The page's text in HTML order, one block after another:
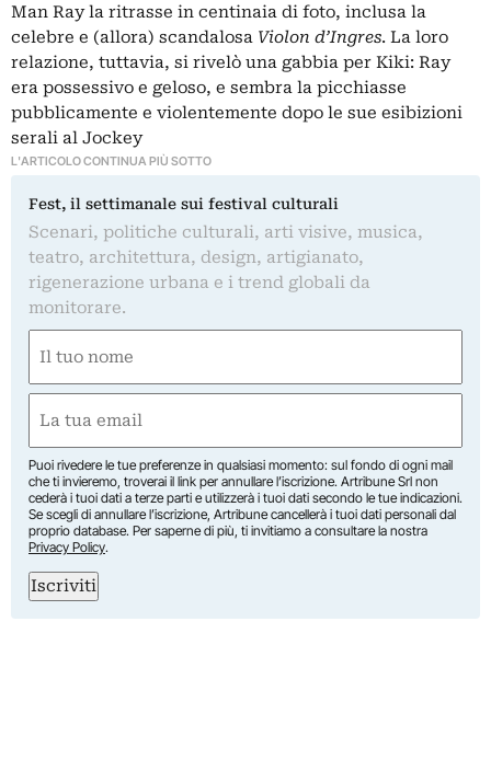
Man Ray la ritrasse in centinaia di foto, inclusa la
celebre e (allora) scandalosa Violon d’Ingres. La loro
relazione, tuttavia, si rivelò una gabbia per Kiki: Ray
era possessivo e geloso, e sembra la picchiasse
pubblicamente e violentemente dopo le sue esibizioni
serali al Jockey
L'ARTICOLO CONTINUA PIÙ SOTTO
Fest, il settimanale sui festival culturali
Scenari, politiche culturali, arti visive, musica,
teatro, architettura, design, artigianato,
rigenerazione urbana e i trend globali da
monitorare.
(Obbligatorio)
Nome
(Obbligatorio)
Puoi rivedere le tue preferenze in qualsiasi momento: sul fondo di ogni mail
che ti invieremo, troverai il link per annullare l’iscrizione. Artribune Srl non
cederà i tuoi dati a terze parti e utilizzerà i tuoi dati secondo le tue indicazioni.
Se scegli di annullare l’iscrizione, Artribune cancellerà i tuoi dati personali dal
proprio database. Per saperne di più, ti invitiamo a consultare la nostra
Privacy Policy.
Iscriviti